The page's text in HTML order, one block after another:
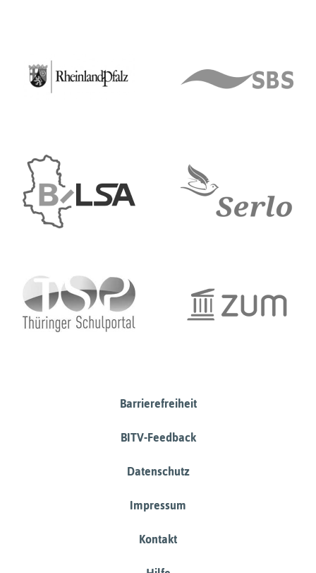
Barrierefreiheit
BITV-Feedback
Datenschutz
Impressum
Kontakt